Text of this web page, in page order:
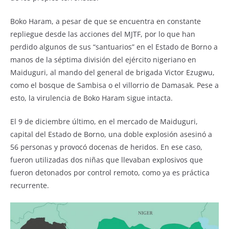
Boko Haram, a pesar de que se encuentra en constante
repliegue desde las acciones del MJTF, por lo que han
perdido algunos de sus “santuarios” en el Estado de Borno a
manos de la séptima división del ejército nigeriano en
Maiduguri, al mando del general de brigada Victor Ezugwu,
como el bosque de Sambisa o el villorrio de Damasak. Pese a
esto, la virulencia de Boko Haram sigue intacta.
El 9 de diciembre último, en el mercado de Maiduguri,
capital del Estado de Borno, una doble explosión asesinó a
56 personas y provocó docenas de heridos. En ese caso,
fueron utilizadas dos niñas que llevaban explosivos que
fueron detonados por control remoto, como ya es práctica
recurrente.